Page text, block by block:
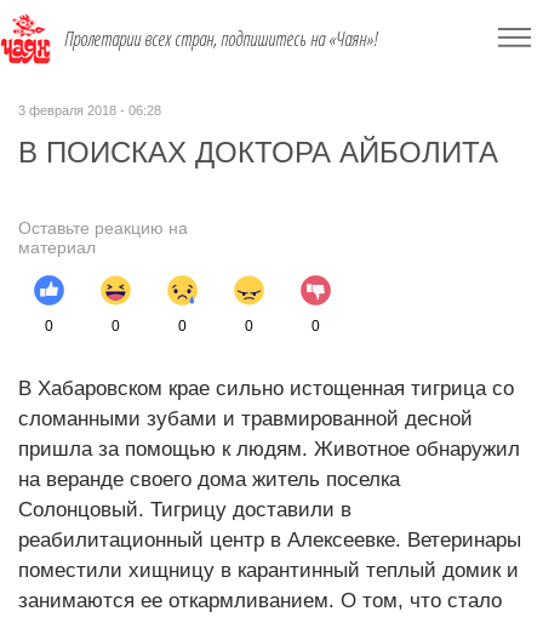
Пролетарии всех стран, подпишитесь на «Чаян»!
3 февраля 2018 - 06:28
В ПОИСКАХ ДОКТОРА АЙБОЛИТА
Оставьте реакцию на
материал
0 0 0 0 0
В Хабаровском крае сильно истощенная тигрица со
сломанными зубами и травмированной десной
пришла за помощью к людям. Животное обнаружил
на веранде своего дома житель поселка
Солонцовый. Тигрицу доставили в
реабилитационный центр в Алексеевке. Ветеринары
поместили хищницу в карантинный теплый домик и
занимаются ее откармливанием. О том, что стало